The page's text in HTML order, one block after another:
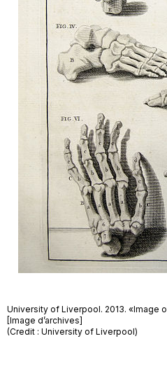
University of Liverpool. 2013. «Image
[Image d’archives]
(Credit : University of Liverpool)